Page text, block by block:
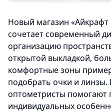
Новый магазин
сочетает современный
организацию
открытой выкладкой,
комфортные зоны
подобрать очки и линзы.
оптометристы помогают
индивидуальных